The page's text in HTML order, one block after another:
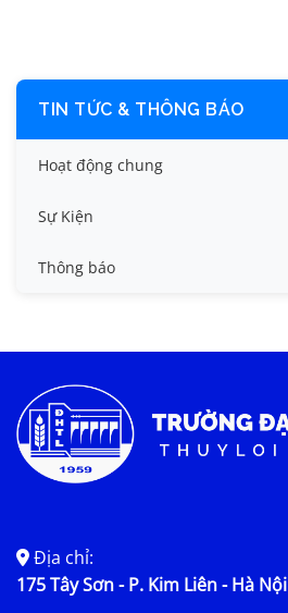
TIN TỨC & THÔNG BÁO
Hoạt động chung
Tin công tác sinh viên
Tin đào tạo
Tin tức chung
Sự Kiện
Thông báo
Địa chỉ:
175 Tây Sơn - P. Kim Liên - Hà Nội